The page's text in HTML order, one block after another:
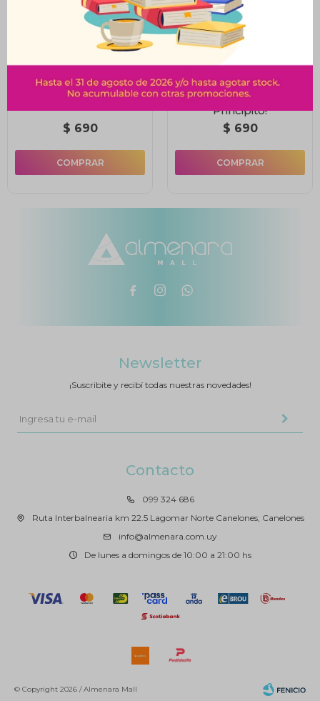
LaAraña Hacendosa
$ 690
¡Buenos Días,
Principito!
$ 690
  
Contacto
099 324 686
Ruta Interbalnearia km 22.5 Lagomar Norte Canelones, Canelones
info@almenara.com.uy
De lunes a domingos de 10:00 a 21:00 hs
Newsletter
¡Suscribite y recibí todas nuestras novedades!
© Copyright 2026 / Almenara Mall